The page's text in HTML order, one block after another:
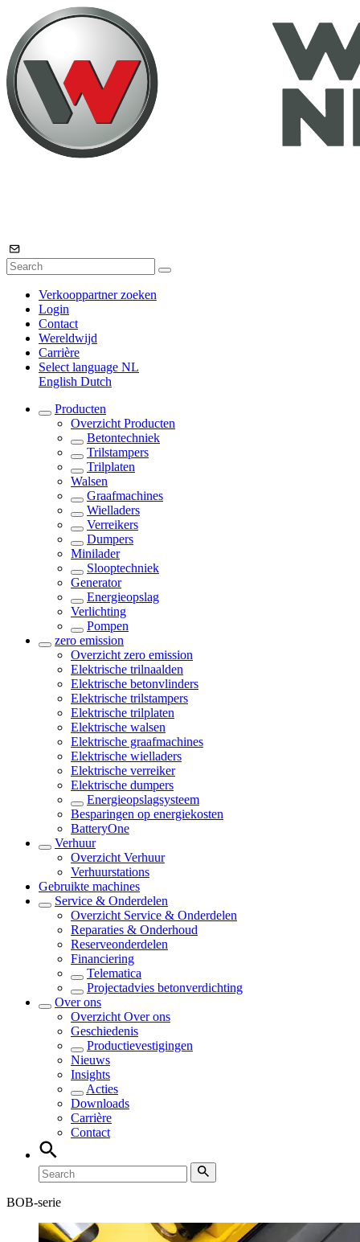
Verkooppartner zoeken
Login
Contact
Wereldwijd
Carrière
Select language NL
English Dutch
Producten
Overzicht Producten
Betontechniek
Trilstampers
Trilplaten
Walsen
Graafmachines
Wielladers
Verreikers
Dumpers
Minilader
Slooptechniek
Generator
Energieopslag
Verlichting
Pompen
zero emission
Overzicht zero emission
Elektrische trilnaalden
Elektrische betonvlinders
Elektrische trilstampers
Elektrische trilplaten
Elektrische walsen
Elektrische graafmachines
Elektrische wielladers
Elektrische verreiker
Elektrische dumpers
Energieopslagsysteem
Besparingen op energiekosten
BatteryOne
Verhuur
Overzicht Verhuur
Verhuurstations
Gebruikte machines
Service & Onderdelen
Overzicht Service & Onderdelen
Reparaties & Onderhoud
Reserveonderdelen
Financiering
Telematica
Projectadvies betonverdichting
Over ons
Overzicht Over ons
Geschiedenis
Productievestigingen
Nieuws
Insights
Acties
Downloads
Carrière
Contact
BOB-serie